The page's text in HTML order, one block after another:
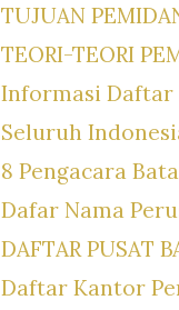
TUJUAN
TEORI-TEORI
Informasi Daftar
Seluruh
8 Pengacara
Dafar Nama
DAFTAR PUSAT
Daftar Kantor